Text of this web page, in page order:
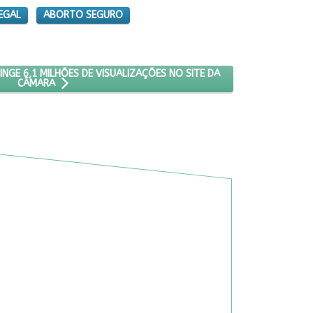
ABORTO SEGURO
ABORTO ATINGE 6,1 MILHÕES DE VISUALIZAÇÕES NO SITE DA
6,1 MILHÕES DE VISUALIZAÇÕES NO SITE DA
CÂMARA